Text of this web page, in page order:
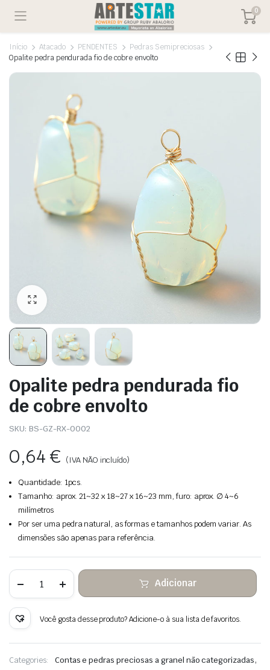
0
Início Atacado PENDENTES
Pedras Semipreciosas
Opalite pedra pendurada fio de cobre envolto
Opalite pedra pendurada fio
de cobre envolto
SKU: BS-GZ-RX-0002
0,64€ (IVA NÃO incluído)
Quantidade: 1pcs.
Tamanho: aprox. 21~32 x 18~27 x 16~23 mm, furo: aprox. ∅ 4~6
milímetros
Por ser uma pedra natural, as formas e tamanhos podem variar. As
dimensões são apenas para referência.
Quantidade
Opalite
pendurada
fio
cobre
envolto
Adicionar
Você gosta desse produto? Adicione-o à sua lista de favoritos.
Categories: Contas e pedras preciosas a granel não categorizadas,